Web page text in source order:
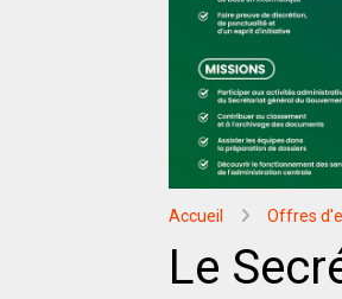
Accueil Offres
Le